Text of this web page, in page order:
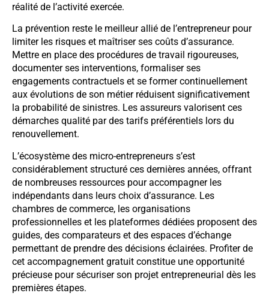
réalité de l’activité exercée.
La prévention reste le meilleur allié de l’entrepreneur pour
limiter les risques et maîtriser ses coûts d’assurance.
Mettre en place des procédures de travail rigoureuses,
documenter ses interventions, formaliser ses
engagements contractuels et se former continuellement
aux évolutions de son métier réduisent significativement
la probabilité de sinistres. Les assureurs valorisent ces
démarches qualité par des tarifs préférentiels lors du
renouvellement.
L’écosystème des micro-entrepreneurs s’est
considérablement structuré ces dernières années, offrant
de nombreuses ressources pour accompagner les
indépendants dans leurs choix d’assurance. Les
chambres de commerce, les organisations
professionnelles et les plateformes dédiées proposent des
guides, des comparateurs et des espaces d’échange
permettant de prendre des décisions éclairées. Profiter de
cet accompagnement gratuit constitue une opportunité
précieuse pour sécuriser son projet entrepreneurial dès les
premières étapes.